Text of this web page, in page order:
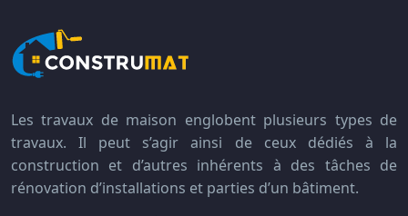
Les travaux de maison englobent plusieurs types de
travaux. Il peut s’agir ainsi de ceux dédiés à la
construction et d’autres inhérents à des tâches de
rénovation d’installations et parties d’un bâtiment.